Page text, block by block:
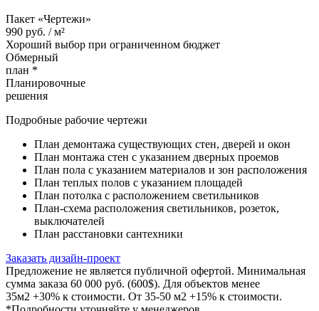
Пакет «Чертежи»
990 руб. /м²
Хороший выбор при ограниченном бюджет
Обмерный
план *
Планировочные
решения
Подробные рабочие чертежи
План демонтажа существующих стен, дверей и окон
План монтажа стен с указанием дверных проемов
План пола с указанием материалов и зон расположения
План теплых полов с указанием площадей
План потолка с расположением светильников
План-схема расположения светильников, розеток,
выключателей
План расстановки сантехники
Заказать дизайн-проект
Предложение не является публичной офертой. Минимальная
сумма заказа 60 000 руб. (600$). Для объектов менее
35м2 +30% к стоимости. От 35-50 м2 +15% к стоимости.